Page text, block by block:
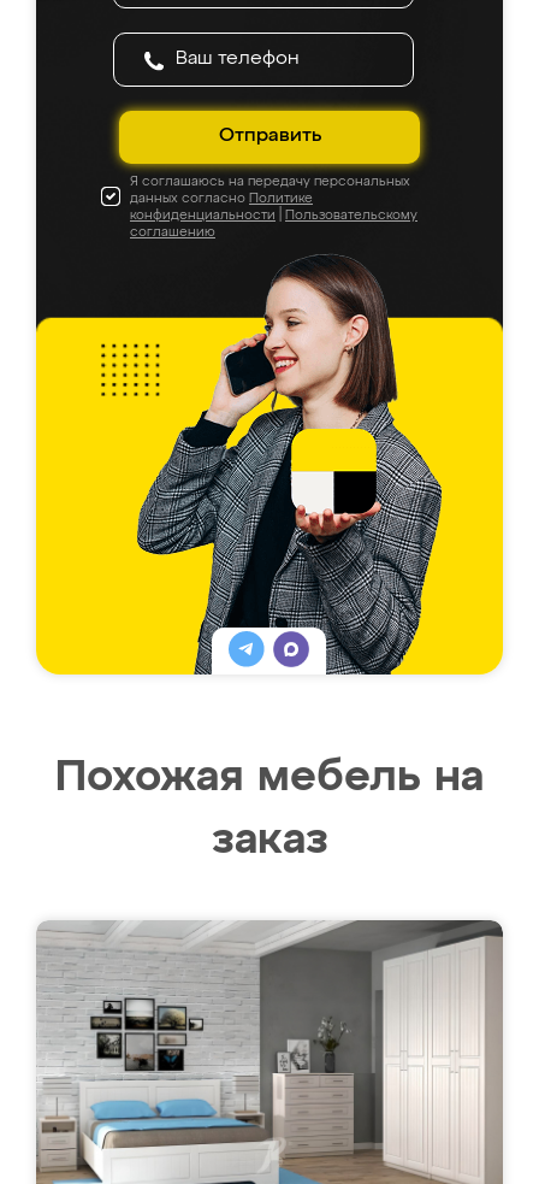
Отправить
Я соглашаюсь на передачу персональных
данных согласно Политике
конфиденциальности
Пользовательскому
соглашению
Похожая мебель на
заказ